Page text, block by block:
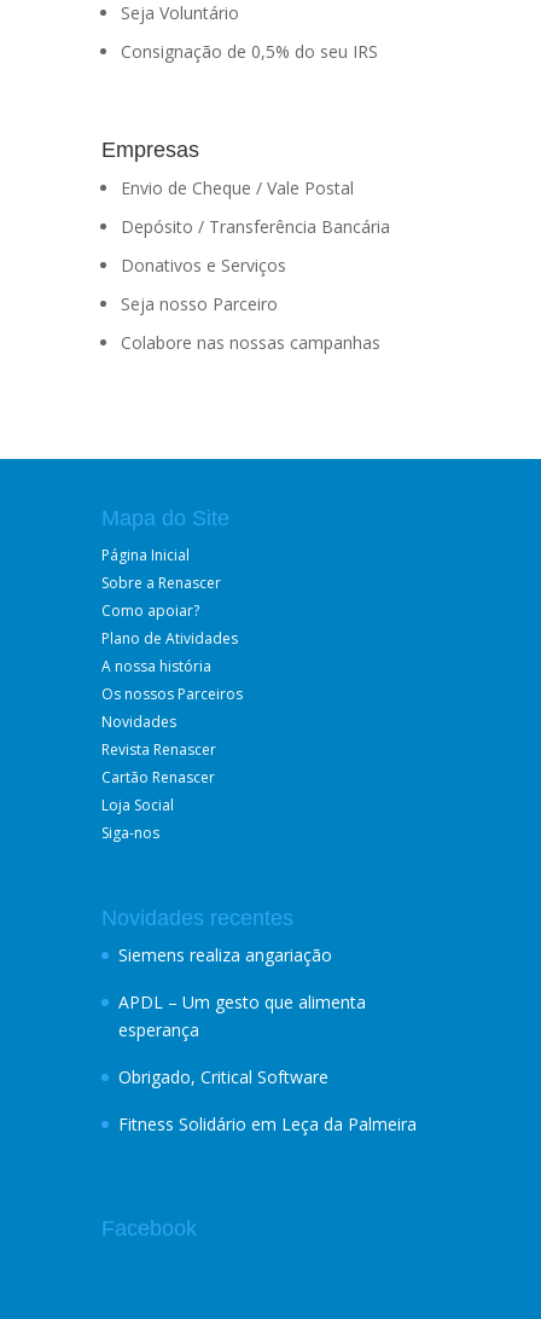
Seja Voluntário
Consignação de 0,5% do seu IRS
Empresas
Envio de Cheque / Vale Postal
Depósito / Transferência Bancária
Donativos e Serviços
Seja nosso Parceiro
Colabore nas nossas campanhas
Mapa do Site
Página Inicial
Sobre a Renascer
Como apoiar?
Plano de Atividades
A nossa história
Os nossos Parceiros
Novidades
Revista Renascer
Cartão Renascer
Loja Social
Siga-nos
Novidades recentes
Siemens realiza angariação
APDL – Um gesto que alimenta
esperança
Obrigado, Critical Software
Fitness Solidário em Leça da Palmeira
Facebook